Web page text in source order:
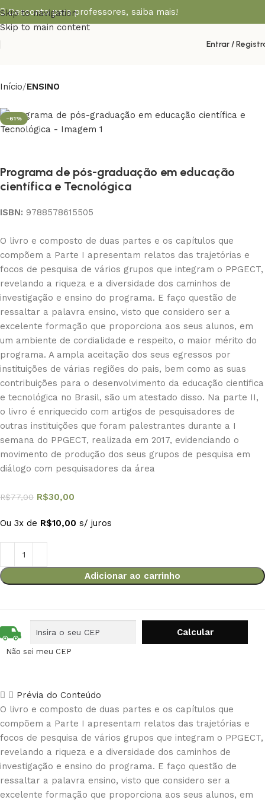
Skip to navigation
Skip to main content
Desconto para professores, saiba mais!
Entrar /
Início ENSINO
-61%
Programa de pós-graduação em educação
científica e Tecnológica
ISBN: 9788578615505
O livro e composto de duas partes e os capítulos que
compõem a Parte I apresentam relatos das trajetórias e
focos de pesquisa de vários grupos que integram o PPGECT,
revelando a riqueza e a diversidade dos caminhos de
investigação e ensino do programa. E faço questão de
ressaltar a palavra ensino, visto que considero ser a
excelente formação que proporciona aos seus alunos, em
um ambiente de cordialidade e respeito, o maior mérito do
programa. A ampla aceitação dos seus egressos por
instituições de várias regiões do pais, bem como as suas
contribuições para o desenvolvimento da educação cientifica
e tecnológica no Brasil, são um atestado disso. Na parte II,
o livro é enriquecido com artigos de pesquisadores de
outras instituições que foram palestrantes durante a I
semana do PPGECT, realizada em 2017, evidenciando o
movimento de produção dos seus grupos de pesquisa em
diálogo com pesquisadores da área
R$77,00 R$30,00
Ou 3x de R$10,00 s/ juros
Adicionar ao carrinho
Não sei meu CEP
Prévia do Conteúdo
O livro e composto de duas partes e os capítulos que
compõem a Parte I apresentam relatos das trajetórias e
focos de pesquisa de vários grupos que integram o PPGECT,
revelando a riqueza e a diversidade dos caminhos de
investigação e ensino do programa. E faço questão de
ressaltar a palavra ensino, visto que considero ser a
excelente formação que proporciona aos seus alunos, em